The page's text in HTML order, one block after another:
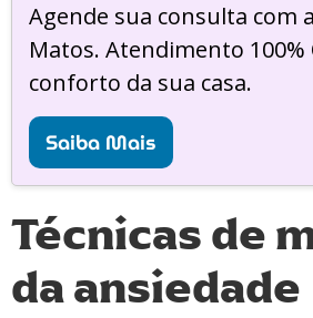
Agende sua consulta com
Matos. Atendimento 100%
conforto da sua casa.
Saiba Mais
Técnicas de
da ansiedade